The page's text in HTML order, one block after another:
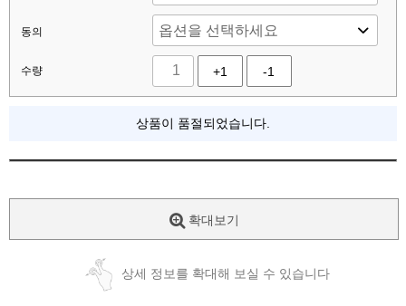
동의
수량 +1 -1
상품이 품절되었습니다.
확대보기
상세 정보를 확대해 보실 수 있습니다